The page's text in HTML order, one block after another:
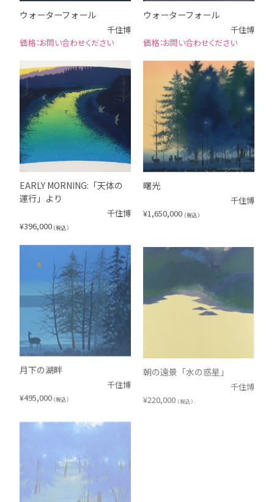
ウォーターフォール
千住博
お問い合わせください
ウォーターフォール
千住博
お問い合わせください
EARLY MORNING:「天体の
運行」より
千住博
¥396,000 （税込）
曙光
千住博
¥1,650,000 （税込）
月下の湖畔
千住博
¥495,000 （税込）
朝の遠景「水の惑星」
千住博
¥220,000 （税込）